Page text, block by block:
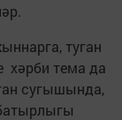
туган
тема да
сугышында,